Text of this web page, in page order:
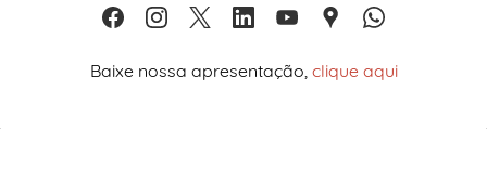
Baixe nossa apresentação, clique aqui